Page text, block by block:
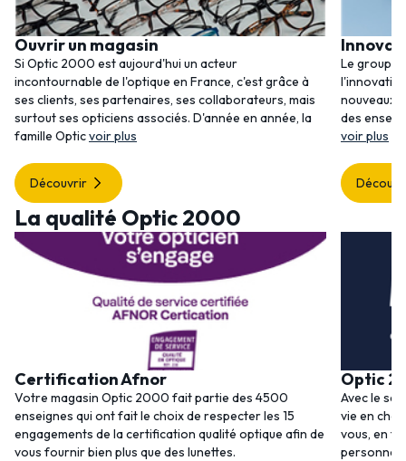
Ouvrir un magasin
Si Optic 2000 est aujourd'hui un acteur
incontournable de l'optique en France, c'est grâce à
ses clients, ses partenaires, ses collaborateurs, mais
surtout ses opticiens associés. D'année en année, la
famille Opticvoir plus
Découvrir
Le
nouveaux
des
voir plus
La qualité Optic 2000
Certification Afnor
Votre magasin Optic 2000 fait partie des 4500
enseignes qui ont fait le choix de respecter les 15
engagements de la certification qualité optique afin de
vous fournir bien plus que des lunettes.
Optic
Avec le
vie en
vous, en